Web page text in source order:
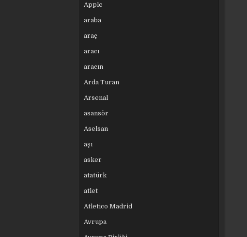
Apple
araba
araç
aracı
aracın
Arda Turan
Arsenal
asansör
Aselsan
aşı
asker
atatürk
atlet
Atletico Madrid
Avrupa